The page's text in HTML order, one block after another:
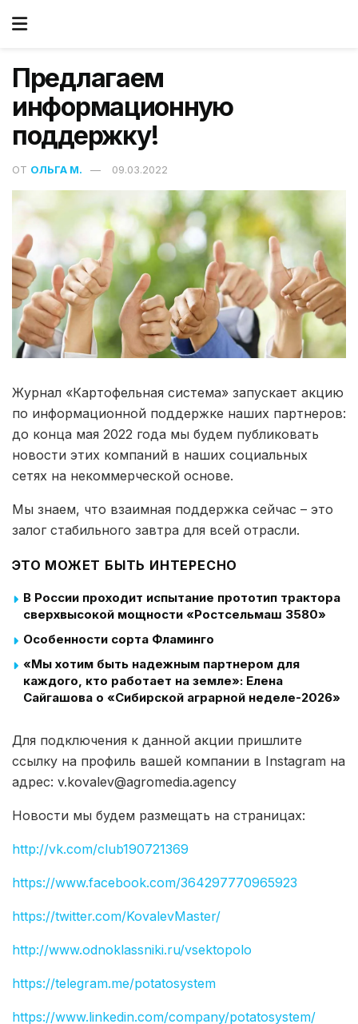
Предлагаем
информационную
поддержку!
ОТ ОЛЬГА М. 09.03.2022
Журнал «Картофельная система» запускает акцию
по информационной поддержке наших партнеров:
до конца мая 2022 года мы будем публиковать
новости этих компаний в наших социальных
сетях на некоммерческой основе.
Мы знаем, что взаимная поддержка сейчас – это
залог стабильного завтра для всей отрасли.
ЭТО МОЖЕТ БЫТЬ ИНТЕРЕСНО
В России проходит испытание прототип трактора
сверхвысокой мощности «Ростсельмаш 3580»
Особенности сорта Фламинго
«Мы хотим быть надежным партнером для
каждого, кто работает на земле»: Елена
Сайгашова о «Сибирской аграрной неделе-2026»
Для подключения к данной акции пришлите
ссылку на профиль вашей компании в Instagram на
адрес: v.kovalev@agromedia.agency
Новости мы будем размещать на страницах:
http://vk.com/club190721369
https://www.facebook.com/364297770965923
https://twitter.com/KovalevMaster/
http://www.odnoklassniki.ru/vsektopolo
https://telegram.me/potatosystem
https://www.linkedin.com/company/potatosystem/